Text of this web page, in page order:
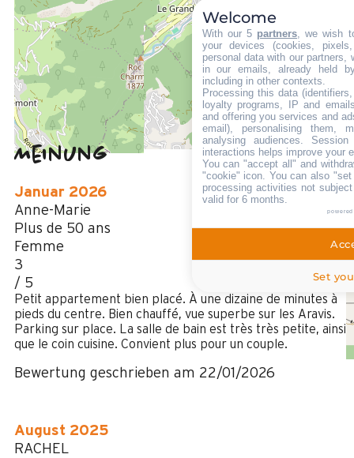
Die Touristen-Information in Le Grand-Bornand Village
1000 m
vom Freizeitpark aus
50 m
Des Stoppens Schiffchen im Sommer
Meinung
3,5
/ 5
(2 Meinung
Januar 2026
Anne-Marie
Plus de 50 ans
Femme
3
/ 5
Petit appartement bien placé. À une dizaine de minutes à
pieds du centre. Bien chauffé, vue superbe sur les Aravis.
Parking sur place. La salle de bain est très très petite, ainsi
que le coin cuisine. Convient plus pour un couple.
Bewertung geschrieben am 22/01/2026
August 2025
RACHEL
Welcome
With our 5 partners, we wish
your devices (cookies,
personal data with our partners,
in our emails, already held
including in other contexts.
Processing this data
loyalty programs, IP and
and offering you services and
email), personalising them,
analysing audiences.
interactions helps improve your
You can "accept all" and
"cookie" icon. You can also
processing activities not
valid for 6 months.
Set